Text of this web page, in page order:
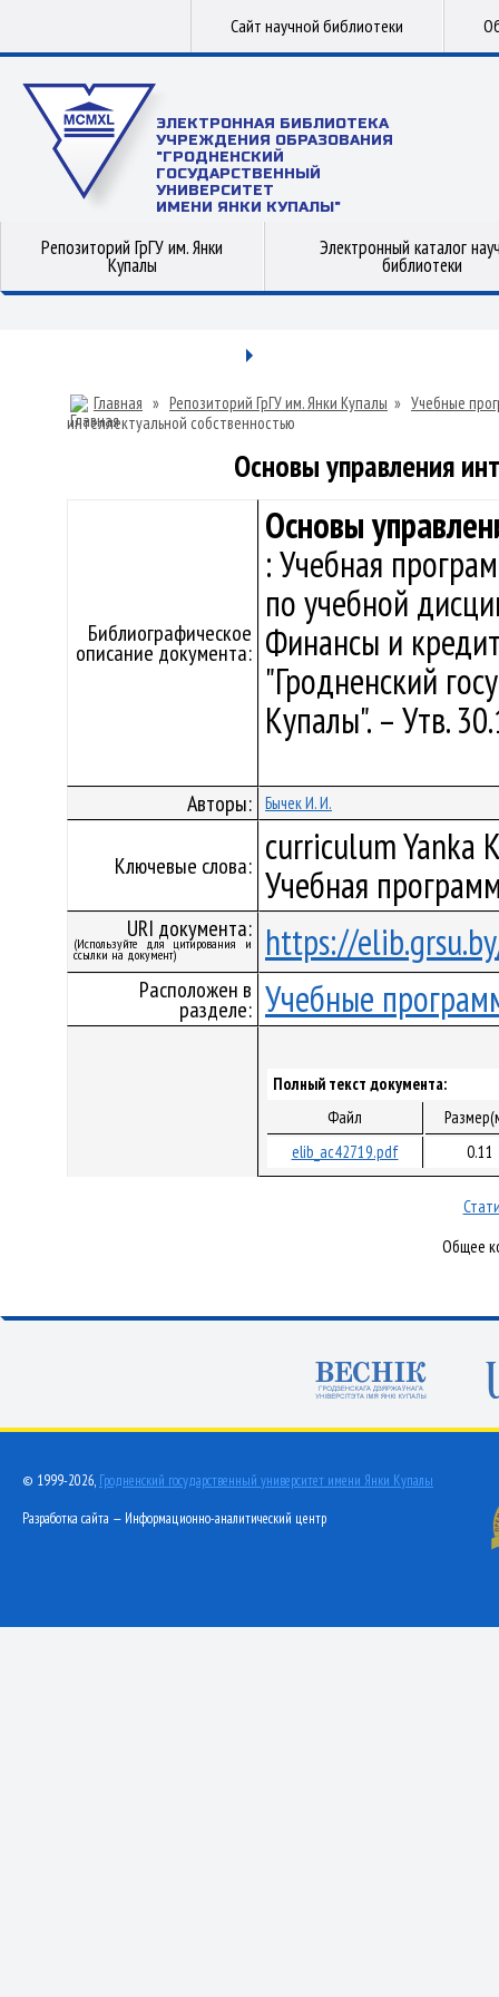
Сайт научной библиотеки
ЭЛЕКТРОННАЯ БИБЛИОТЕКА
УЧРЕЖДЕНИЯ ОБРАЗОВАНИЯ
"ГРОДНЕНСКИЙ
ГОСУДАРСТВЕННЫЙ
УНИВЕРСИТЕТ
ИМЕНИ ЯНКИ КУПАЛЫ"
Репозиторий ГрГУ им. Янки
Купалы
Электронный каталог
библиотеки
Главная » Репозиторий ГрГУ им. Янки Купалы » Учебные
интеллектуальной собственностью
Основы управления
Библиографическое
описание документа:
Основы
: Учебная
по учебной
Финансы и
"Гродненский
Купалы". – Утв.
Авторы: Бычек И. И.
Ключевые слова: curriculum Yanka
Учебная
URI документа:
(Используйте для цитирования и
ссылки на документ) https://
Расположен в
разделе: Учебные
Полный текст документа:
Файл
elib_ac42719.pdf
0.11
Общее
© 1999-2026, Гродненский государственный университет имени Янки Купалы
Разработка сайта — Информационно-аналитический центр